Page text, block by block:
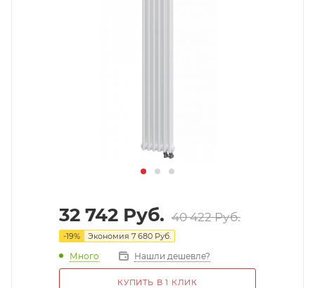
32 742 Руб. 40 422Руб.
-19% Экономия 7 680 Руб.
Много Нашли дешевле?
КУПИТЬ В 1 КЛИК